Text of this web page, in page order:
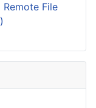
File